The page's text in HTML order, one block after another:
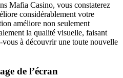
Mafia Casino, vous constaterez
considérablement votre
améliore non seulement
la qualité visuelle, faisant
vous à découvrir une toute nouvelle
de l’écran